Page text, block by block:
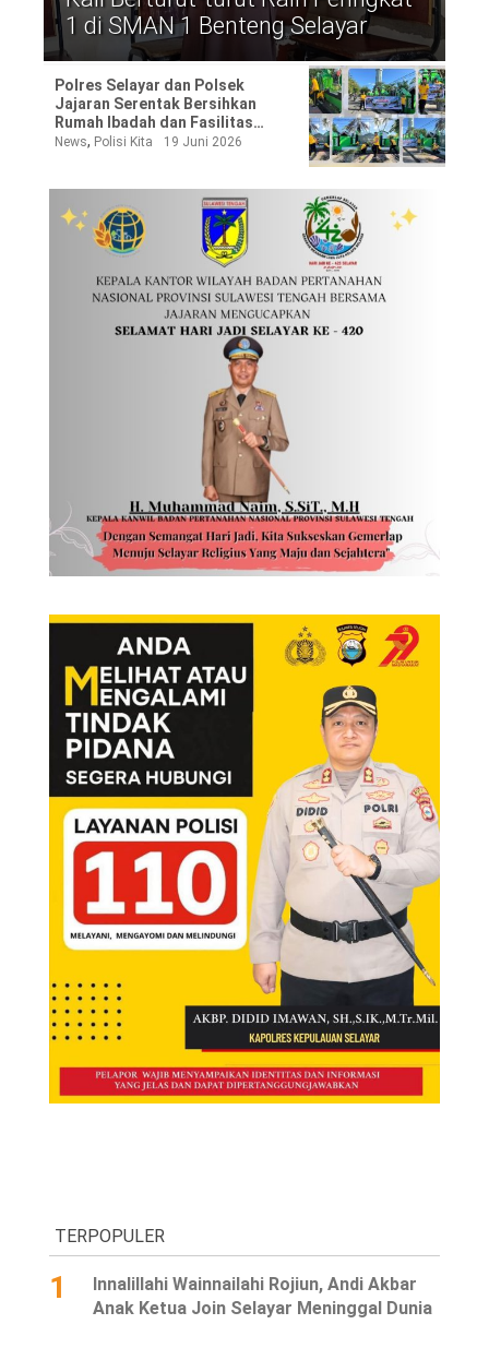
Copyright
1 di SMAN 1 Benteng Selayar
Polres Selayar dan Polsek
Jajaran Serentak Bersihkan
Rumah Ibadah dan Fasilitas
Umum Sambut Hari Bhayangkara
News, Polisi Kita 19 Juni 2026
TERPOPULER
1
Innalillahi Wainnailahi Rojiun, Andi Akbar
Anak Ketua Join Selayar Meninggal Dunia